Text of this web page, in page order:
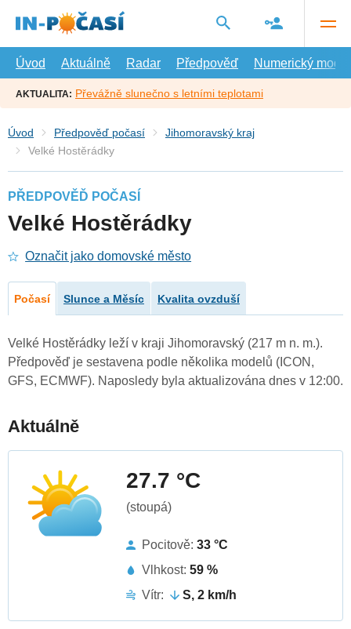
hlavní
Úvod
Aktuálně Radar Předpověď Numerický model
AKTUALITA: Převážně slunečno s letními teplotami
Úvod Předpověď počasí
Jihomoravský kraj
Velké Hostěrádky
PŘEDPOVĚĎ POČASÍ
Velké Hostěrádky
Označit jako domovské město
Počasí Slunce a Měsíc Kvalita ovzduší
Velké Hostěrádky leží v kraji Jihomoravský (217 m n. m.).
Předpověď je sestavena podle několika modelů (ICON,
GFS, ECMWF). Naposledy byla aktualizována dnes v 12:00.
Aktuálně
27.7 °C
(stoupá)
Pocitově: 33 °C
Vlhkost: 59 %
Vítr:
S, 2 km/h